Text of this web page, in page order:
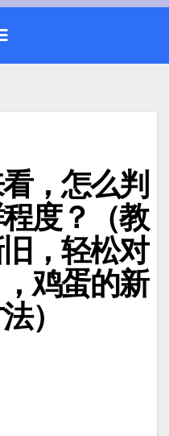
，怎么判
度？（教
，轻松对
鸡蛋的新
）